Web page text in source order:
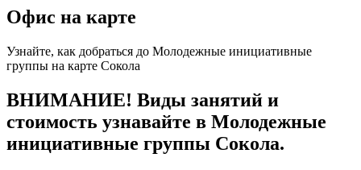
Офис на карте
Узнайте, как добраться до Молодежные инициативные
группы на карте Сокола
ВНИМАНИЕ! Виды занятий и
стоимость узнавайте в Молодежные
инициативные группы Сокола.